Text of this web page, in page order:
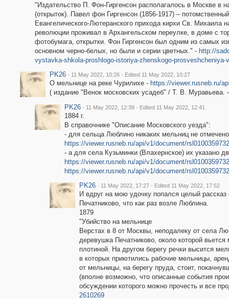
"Издательство П. Фон-Гиргенсон располагалось в Москве в
(открыток). Павел фон Гиргенсон (1856-1917) –
Евангелического-Лютеранского прихода кирхи Св. Михаила
революции проживал в Архангельском переулке, в доме с
фотобумага, открытки. Фон Гиргенсон был одним из самых
основном черно-белых, но были и серии цветных." - http://
vystavka-shkola-proshlogo-istoriya-zhenskogo-
PK26 · 11 May 2022, 10:26 · Edited 11 May 2022, 10:27
О мельнице на реке Чурилихе - https://viewer.rusneb.ru/
( издание "Венок московских усадеб" / Т. В. Муравьева.
PK26 · 11 May 2022, 12:39 · Edited 11 May 2022, 12:41
1884 г.
В справочнике "Описание Московского уезда":
- для сельца Люблино никаких мельниц не
https://viewer.rusneb.ru/api/v1/document/
- а для села Кузьминки (Влахернское) их указано
https://viewer.rusneb.ru/api/v1/document/
https://viewer.rusneb.ru/api/v1/document/
PK26 · 11 May 2022, 17:27 · Edited 11 May 2022, 17:52
И вдруг на мою удочку попался целый
Печатниково, что как раз возле Люблина.
1879
"Убийство на мельнице
Верстах в 8 от Москвы, неподалеку от села
деревушка Печатниково, около которой
плотиной. На другом берегу речки высится
в которых приютились рабочие мельницы,
от мельницы, на берегу пруда, стоит,
(вполне возможно, что описанные события
обсуждении которого можно прочесть и все
2610269